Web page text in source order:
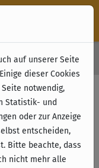
Deutschlands)
auf unserer Seite
dieser Cookies
notwendig,
Statistik- und
oder zur Anzeige
entscheiden,
Bitte beachte, dass
nicht mehr alle